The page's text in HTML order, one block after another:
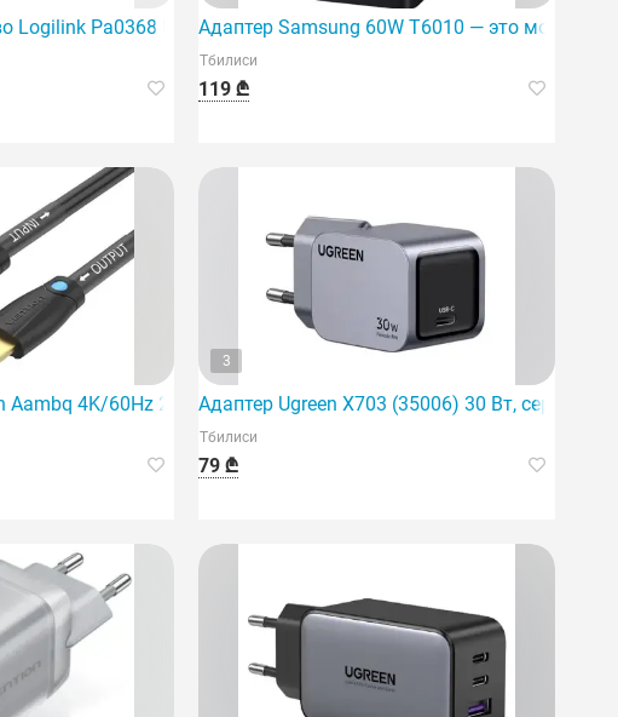
Fast Cha
Logilink Pa0368 USB-A и USB-C GaN (PD) 6
Адаптер Samsung 60W T6010 — это мощное
Тбилиси
119 ₾
Вт USB-C PD PPS, 1 м
Aambq 4K/60Hz 20 м, черный
3
Адаптер Ugreen X703 (35006) 30 Вт, серый
Тбилиси
79 ₾